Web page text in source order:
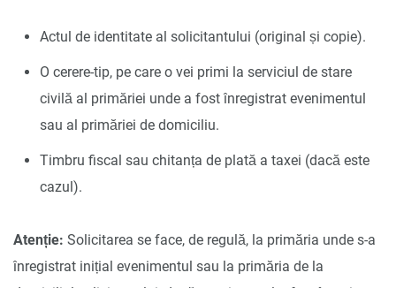
Actul de identitate al solicitantului (original și copie).
O cerere-tip, pe care o vei primi la serviciul de stare
civilă al primăriei unde a fost înregistrat evenimentul
sau al primăriei de domiciliu.
Timbru fiscal sau chitanța de plată a taxei (dacă este
cazul).
Atenție: Solicitarea se face, de regulă, la primăria unde s-a
înregistrat inițial evenimentul sau la primăria de la